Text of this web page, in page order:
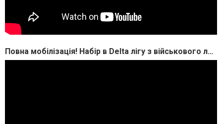
Повна мобілізація! Набір в Delta лігу з військового лазертагу. (Join to Lasertag Delta league).